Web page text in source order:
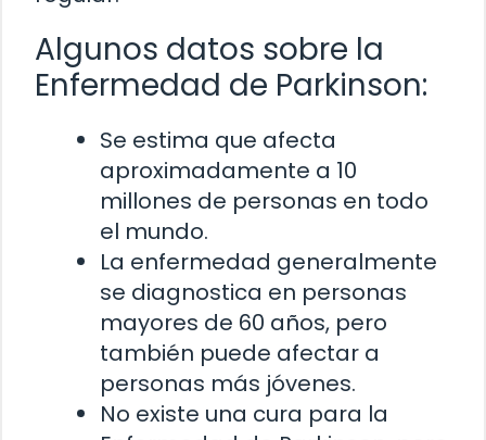
Algunos datos sobre la
Enfermedad de Parkinson:
Se estima que afecta
aproximadamente a 10
millones de personas en todo
el mundo.
La enfermedad generalmente
se diagnostica en personas
mayores de 60 años, pero
también puede afectar a
personas más jóvenes.
No existe una cura para la